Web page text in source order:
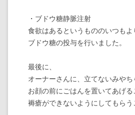
・ブドウ糖静脈注射
食欲はあるというもののいつも
ブドウ糖の投与を行いました。
最後に、
オーナーさんに、立てないみやち
お顔の前にごはんを置いてあげる
褥瘡ができないようにしてもら